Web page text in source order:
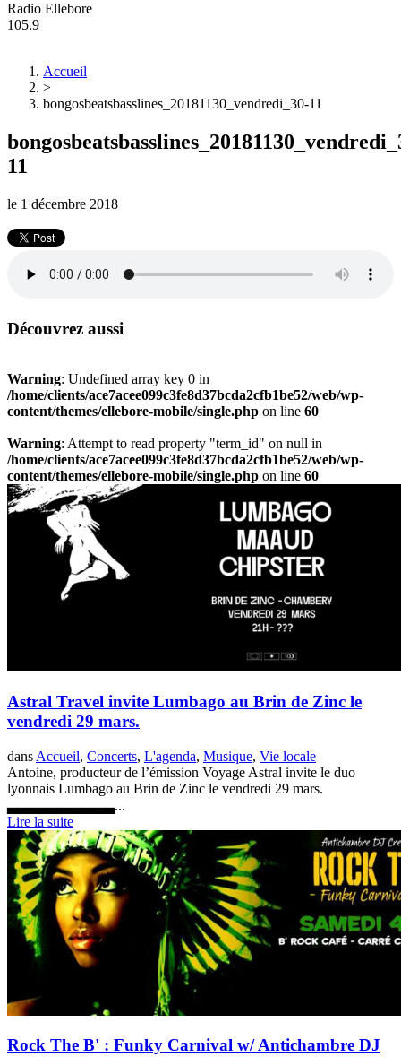
Radio Ellebore
105.9
Accueil
>
bongosbeatsbasslines_20181130_vendredi_30-11
11
le 1 décembre 2018
Découvrez aussi
Warning: Undefined array key 0 in
/home/clients/ace7acee099c3fe8d37bcda2cfb1be52/web/wp-
content/themes/ellebore-mobile/single.php on line 60
Warning: Attempt to read property "term_id" on null in
/home/clients/ace7acee099c3fe8d37bcda2cfb1be52/web/wp-
content/themes/ellebore-mobile/single.php on line 60
Astral Travel invite Lumbago au Brin de Zinc le
vendredi 29 mars.
dans Accueil, Concerts, L'agenda, Musique, Vie locale
Antoine, producteur de l’émission Voyage Astral invite le duo
lyonnais Lumbago au Brin de Zinc le vendredi 29 mars.
▃▃▃▃▃▃▃▃▃▃...
Lire la suite
Rock The B' : Funky Carnival w/ Antichambre DJ